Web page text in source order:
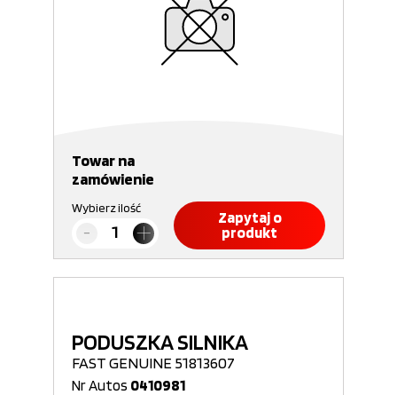
Towar na
zamówienie
Wybierz ilość
Zapytaj o
produkt
PODUSZKA SILNIKA
FAST GENUINE 51813607
Nr Autos 0410981